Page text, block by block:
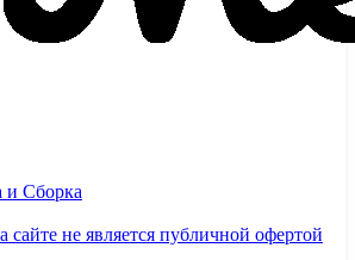
и Сборка
не является публичной офертой